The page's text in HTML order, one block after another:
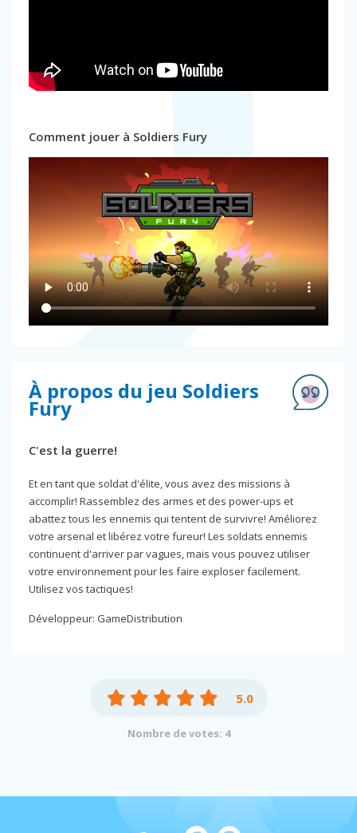
Comment jouer à Soldiers Fury
À propos du jeu Soldiers
Fury
C'est la guerre!
Et en tant que soldat d'élite, vous avez des missions à
accomplir! Rassemblez des armes et des power-ups et
abattez tous les ennemis qui tentent de survivre! Améliorez
votre arsenal et libérez votre fureur! Les soldats ennemis
continuent d'arriver par vagues, mais vous pouvez utiliser
votre environnement pour les faire exploser facilement.
Utilisez vos tactiques!
Développeur: GameDistribution
5.0
Nombre de votes: 4